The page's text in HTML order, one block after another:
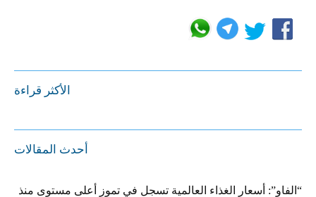
الأكثر قراءة
أحدث المقالات
“الفاو”: أسعار الغذاء العالمية تسجل في تموز أعلى مستوى منذ